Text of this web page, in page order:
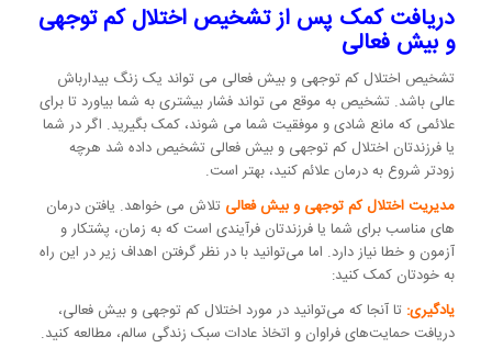
دریافت کمک پس از تشخیص اختلال کم توجهی
و بیش فعالی
تشخیص اختلال کم توجهی و بیش فعالی می تواند یک زنگ بیدارباش
عالی باشد. تشخیص به موقع می تواند فشار بیشتری به شما بیاورد تا برای
علائمی که مانع شادی و موفقیت شما می شوند، کمک بگیرید. اگر در شما
یا فرزندتان اختلال کم توجهی و بیش فعالی تشخیص داده شد هرچه
زودتر شروع به درمان علائم کنید، بهتر است.
مدیریت اختلال کم توجهی و بیش فعالی تلاش می خواهد. یافتن درمان
های مناسب برای شما یا فرزندتان فرآیندی است که به زمان، پشتکار و
آزمون و خطا نیاز دارد. اما می‌توانید با در نظر گرفتن اهداف زیر در این راه
به خودتان کمک کنید:
یادگیری: تا آنجا که می‌توانید در مورد اختلال کم توجهی و بیش فعالی،
دریافت حمایت‌های فراوان و اتخاذ عادات سبک زندگی سالم، مطالعه کنید.